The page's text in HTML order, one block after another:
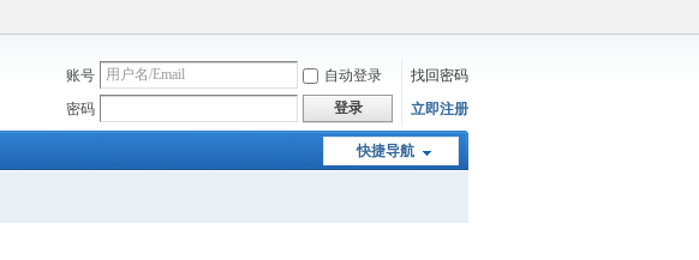
账号 自动登录
找回密码
密码
登录 立即注册
快捷导航